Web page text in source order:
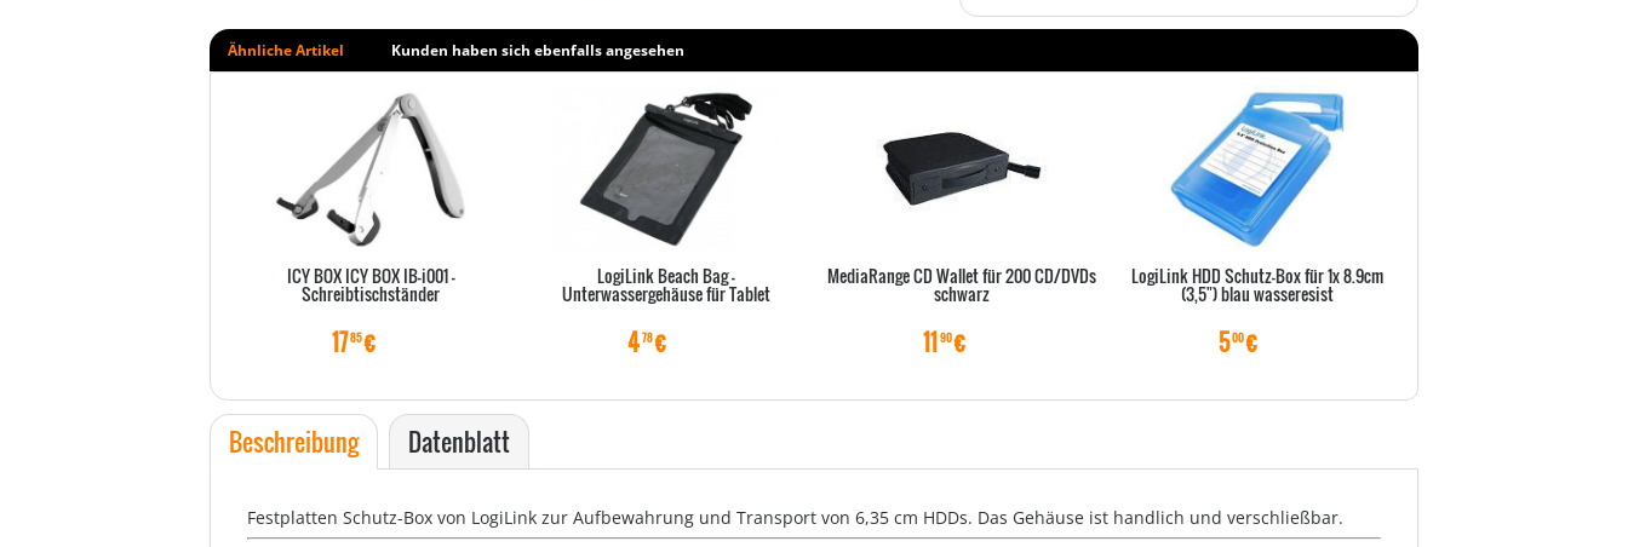
Ähnliche Artikel Kunden haben sich ebenfalls angesehen
ICY BOX ICY BOX IB-i001 -
Schreibtischständer
1785€
LogiLink Beach Bag -
Unterwassergehäuse für Tablet
478€
MediaRange CD Wallet für 200 CD/DVDs
schwarz
11 90€
LogiLink HDD Schutz-Box für 1x 8.9cm
(3,5") blau wasseresist
500€
Beschreibung Datenblatt
Festplatten Schutz-Box von LogiLink zur Aufbewahrung und Transport von 6,35 cm HDDs. Das Gehäuse ist handlich und verschließbar.